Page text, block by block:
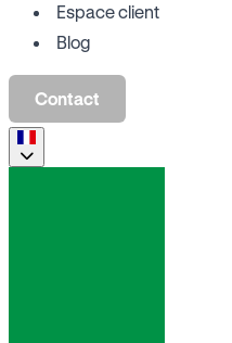
Espace client
Blog
Contact